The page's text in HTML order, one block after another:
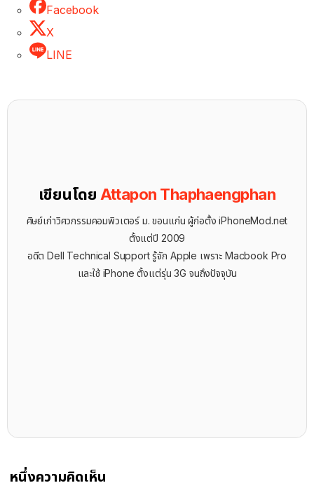
Facebook
X
LINE
เขียนโดย Attapon Thaphaengphan
ศิษย์เก่าวิศวกรรมคอมพิวเตอร์ ม. ขอนแก่น ผู้ก่อตั้ง iPhoneMod.net
ตั้งแต่ปี 2009
อดีต Dell Technical Support รู้จัก ​Apple เพราะ Macbook Pro
และใช้ iPhone ตั้งแต่รุ่น 3G จนถึงปัจจุบัน
หนึ่งความคิดเห็น